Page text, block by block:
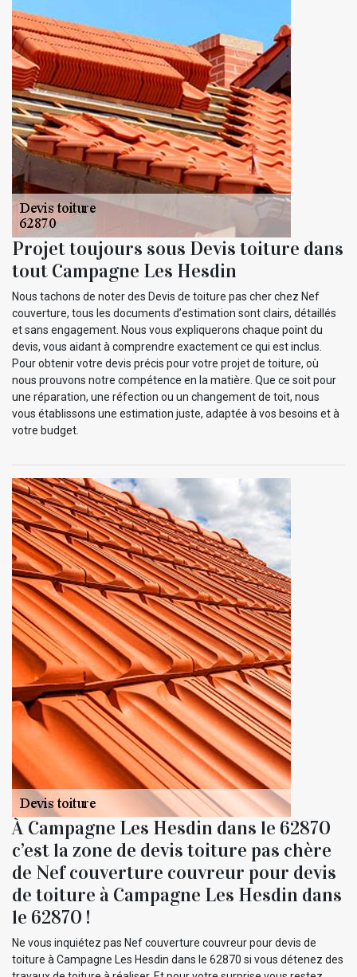
Projet toujours sous Devis toiture dans
tout Campagne Les Hesdin
Nous tachons de noter des Devis de toiture pas cher chez Nef
couverture, tous les documents d’estimation sont clairs, détaillés
et sans engagement. Nous vous expliquerons chaque point du
devis, vous aidant à comprendre exactement ce qui est inclus.
Pour obtenir votre devis précis pour votre projet de toiture, où
nous prouvons notre compétence en la matière. Que ce soit pour
une réparation, une réfection ou un changement de toit, nous
vous établissons une estimation juste, adaptée à vos besoins et à
votre budget.
À Campagne Les Hesdin dans le 62870
c’est la zone de devis toiture pas chère
de Nef couverture couvreur pour devis
de toiture à Campagne Les Hesdin dans
le 62870 !
Ne vous inquiétez pas Nef couverture couvreur pour devis de
toiture à Campagne Les Hesdin dans le 62870 si vous détenez des